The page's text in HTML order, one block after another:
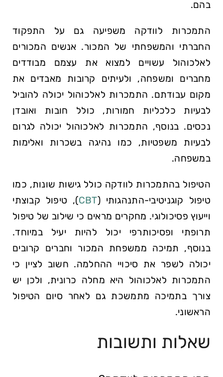
בהם.
התמכרות לוודקה משפיעה‍ גם על התפקוד
החברתי⁢ והמשפחתי של המכור. אנשים ​המכורים
לאלכוהול עשויים למצוא את עצמם מבודדים
מחברים ומשפחה, ולעיתים קרובות מאבדים את
מקום⁣ עבודתם. התמכרות לאלכוהול יכולה להוביל
‍לבעיות כלכליות חמורות, כולל חובות ואובדן
נכסים. בנוסף, ‍התמכרות לאלכוהול יכולה לגרום
לבעיות משפטיות, כמו נהיגה⁢ בשכרות ואלימות
במשפחה.
הטיפול בהתמכרות לוודקה כולל גישות שונות, ‌כמו
טיפול קוגניטיבי-התנהגותי (CBT), טיפול קבוצתי⁤
וייעוץ פסיכולוגי. מחקרים מראים כי שילוב של טיפול
תרופתי ופסיכותרפי יכול להיות יעיל במיוחד.
בנוסף, תמיכה ממשפחת⁢ המכור וחברים קרובים
יכולה לשפר את סיכויי ההחלמה. חשוב לציין כי
התמכרות לאלכוהול היא מחלה כרונית, ולכן‍ יש
צורך בתמיכה מתמשכת גם לאחר סיום הטיפול
הראשוני.
שאלות ותשובות